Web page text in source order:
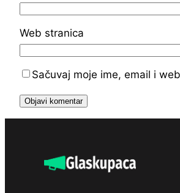
Web stranica
Sačuvaj moje ime, email i